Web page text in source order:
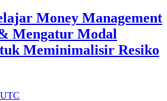
Money Management
Mengatur Modal
Meminimalisir Resiko